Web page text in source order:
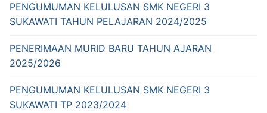
PENGUMUMAN KELULUSAN SMK NEGERI 3
SUKAWATI TAHUN PELAJARAN 2024/2025
PENERIMAAN MURID BARU TAHUN AJARAN
2025/2026
PENGUMUMAN KELULUSAN SMK NEGERI 3
SUKAWATI TP 2023/2024